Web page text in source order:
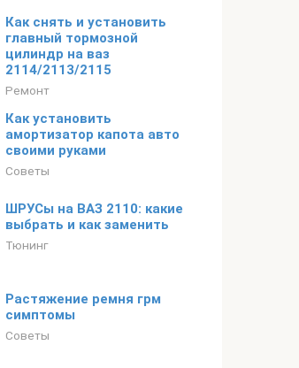
Как снять и установить
главный тормозной
цилиндр на ваз
2114/2113/2115
Ремонт
Как установить
амортизатор капота авто
своими руками
Советы
ШРУСы на ВАЗ 2110: какие
выбрать и как заменить
Тюнинг
Растяжение ремня грм
симптомы
Советы